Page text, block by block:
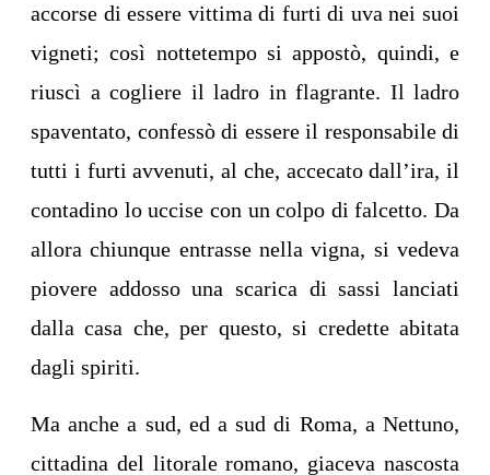
accorse di essere vittima di furti di uva nei suoi
vigneti; così nottetempo si appostò, quindi, e
riuscì a cogliere il ladro in flagrante. Il ladro
spaventato, confessò di essere il responsabile di
tutti i furti avvenuti, al che, accecato dall’ira, il
contadino lo uccise con un colpo di falcetto. Da
allora chiunque entrasse nella vigna, si vedeva
piovere addosso una scarica di sassi lanciati
dalla casa che, per questo, si credette abitata
dagli spiriti.
Ma anche a sud, ed a sud di Roma, a Nettuno,
cittadina del litorale romano, giaceva nascosta